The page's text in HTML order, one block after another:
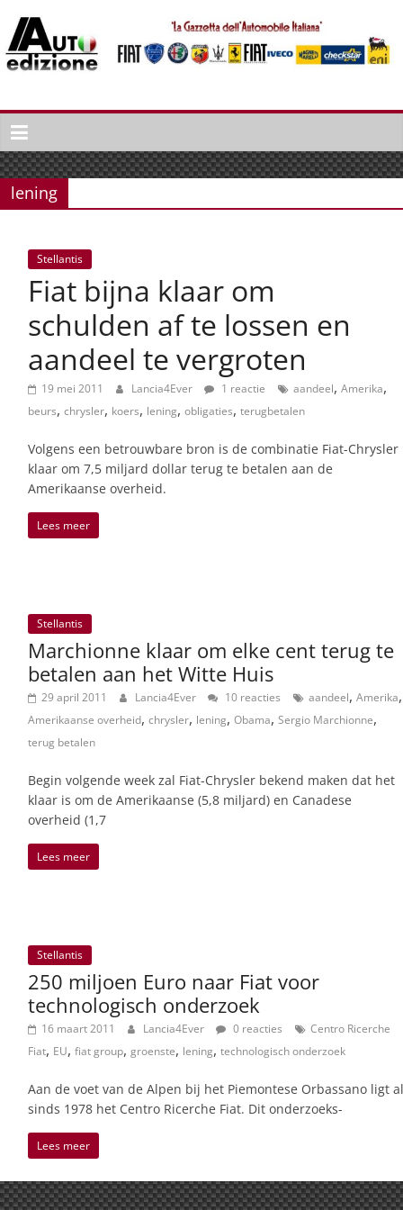
naar
inhoud
Auto
Edizione
La
Gazetta
dell'Automobile
Italiaans
autonieuws
lifestyle
lening
Stellantis
Fiat bijna klaar om
schulden af te lossen en
aandeel te vergroten
19 mei 2011 Lancia4Ever 1 reactie aandeel, Amerika,
beurs, chrysler, koers, lening, obligaties, terugbetalen
Volgens een betrouwbare bron is de combinatie Fiat-Chrysler
klaar om 7,5 miljard dollar terug te betalen aan de
Amerikaanse overheid.
Lees meer
Stellantis
Marchionne klaar om elke cent terug te
betalen aan het Witte Huis
29 april 2011 Lancia4Ever 10 reacties aandeel, Amerika,
Amerikaanse overheid, chrysler, lening, Obama, Sergio Marchionne,
terug betalen
Begin volgende week zal Fiat-Chrysler bekend maken dat het
klaar is om de Amerikaanse (5,8 miljard) en Canadese
overheid (1,7
Lees meer
Stellantis
250 miljoen Euro naar Fiat voor
technologisch onderzoek
16 maart 2011 Lancia4Ever 0 reacties
Centro Ricerche
Fiat, EU, fiat group, groenste, lening, technologisch onderzoek
Aan de voet van de Alpen bij het Piemontese Orbassano ligt al
sinds 1978 het Centro Ricerche Fiat. Dit onderzoeks-
Lees meer